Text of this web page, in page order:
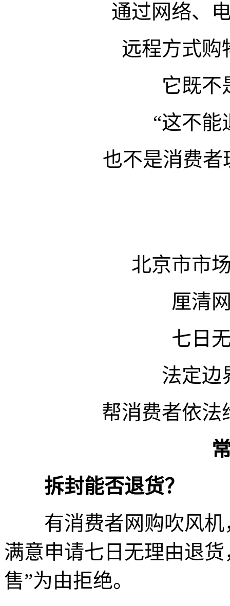
通过网络、
远程方式购
它既不
“这不能
也不是消费者
北京市市
厘清
七日
法定边
帮消费者依法
常
拆封能否退货？
有消费者网购吹风机
满意申请七日无理由退
售”为由拒绝。